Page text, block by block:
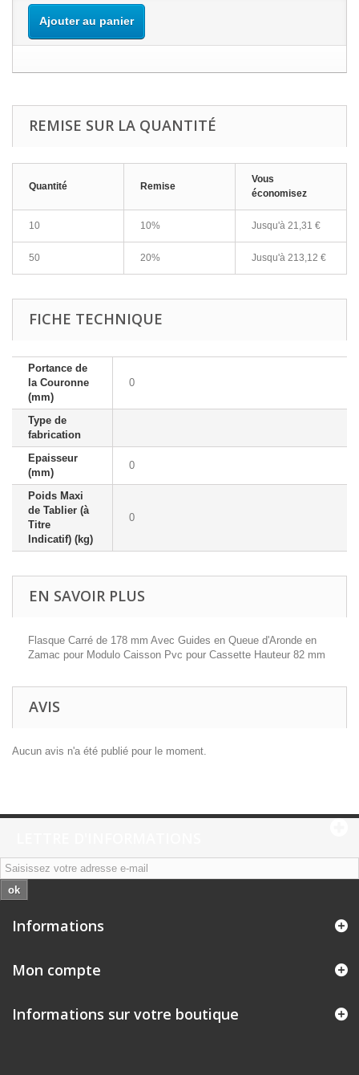
Ajouter au panier
REMISE SUR LA QUANTITÉ
Quantité Remise
Vous
économisez
10 10% Jusqu'à 21,31 €
50 20% Jusqu'à 213,12 €
FICHE TECHNIQUE
Portance de
la Couronne
(mm)
0
Type de
fabrication
Epaisseur
(mm)
0
Poids Maxi
de Tablier (à
Titre
Indicatif) (kg)
0
EN SAVOIR PLUS
Flasque Carré de 178 mm Avec Guides en Queue d'Aronde en
Zamac pour Modulo Caisson Pvc pour Cassette Hauteur 82 mm
AVIS
Aucun avis n'a été publié pour le moment.
ok
Informations
Mon compte
Informations sur votre boutique